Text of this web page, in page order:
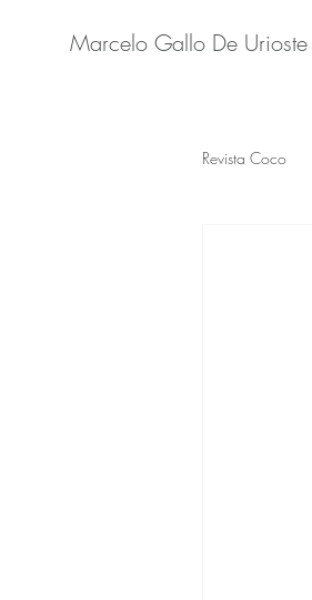
Marcelo Gallo De Urioste
Revista Coco